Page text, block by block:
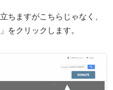
ちますがこちらじゃなく、
をクリックします。